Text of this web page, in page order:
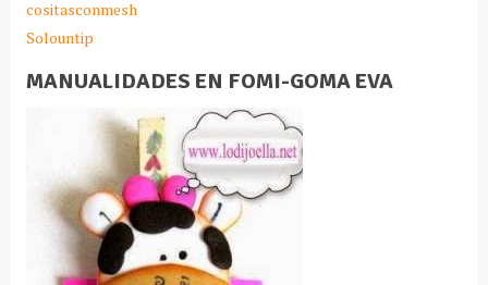
cositasconmesh
Solountip
MANUALIDADES EN FOMI-GOMA EVA